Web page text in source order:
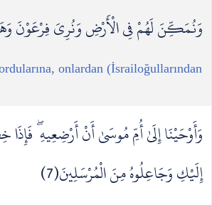
وَنُمَكِّنَ لَهُمْ فِي الْأَرْضِ وَنُرِيَ فِرْعَوْنَ
onlardan (İsrailoğullarından
وَأَوْحَيْنَا إِلَىٰ أُمِّ مُوسَىٰ أَنْ أَرْضِعِيهِ ۖ فَإِذَا
إِلَيْكِ وَجَاعِلُوهُ مِنَ الْمُرْسَلِينَ(7)